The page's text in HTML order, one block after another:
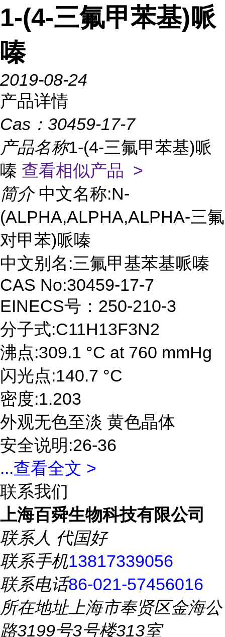
1-(4-三氟甲苯基)哌
嗪
2019-08-24
产品详情
Cas： 30459-17-7
产品名称1-(4-三氟甲苯基)哌
嗪 查看相似产品 >
简介 中文名称:N-
(ALPHA,ALPHA,ALPHA-三氟
对甲苯)哌嗪
中文别名:三氟甲基苯基哌嗪
CAS No:30459-17-7
EINECS号：250-210-3
分子式:C11H13F3N2
沸点:309.1 °C at 760 mmHg
闪光点:140.7 °C
密度:1.203
外观无色至淡 黄色晶体
安全说明:26-36
...查看全文 >
联系我们
上海百舜生物科技有限公司
联系人 代国好
联系手机13817339056
联系电话86-021-57456016
所在地址上海市奉贤区金海公
路3199号3号楼313室